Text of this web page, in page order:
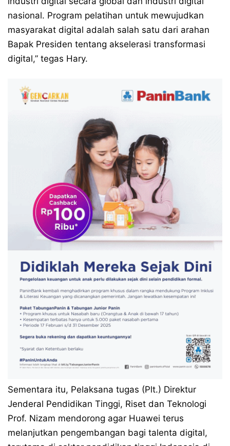
nasional. Program pelatihan untuk mewujudkan
masyarakat digital adalah salah satu dari arahan
Bapak Presiden tentang akselerasi transformasi
digital,” tegas Hary.
Sementara itu, Pelaksana tugas (Plt.) Direktur
Jenderal Pendidikan Tinggi, Riset dan Teknologi
Prof. Nizam mendorong agar Huawei terus
melanjutkan pengembangan bagi talenta digital,